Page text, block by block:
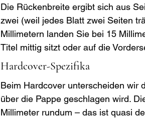
Die Rückenbreite ergibt sich aus
zwei (weil jedes Blatt zwei Seiten
Millimetern landen Sie bei 15
Titel mittig sitzt oder auf die
Hardcover-Spezifika
Beim Hardcover unterscheiden wir
über die Pappe geschlagen wird.
Millimeter rundum – das ist quasi